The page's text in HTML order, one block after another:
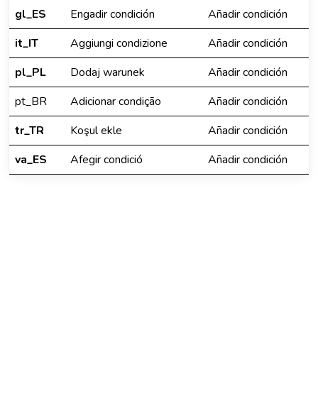
gl_ES
Engadir condición
Añadir condición
it_IT
Aggiungi condizione
Añadir condición
pl_PL
Dodaj warunek
Añadir condición
pt_BR
Adicionar condição
Añadir condición
tr_TR
Koşul ekle
Añadir condición
va_ES
Afegir condició Añadir condición